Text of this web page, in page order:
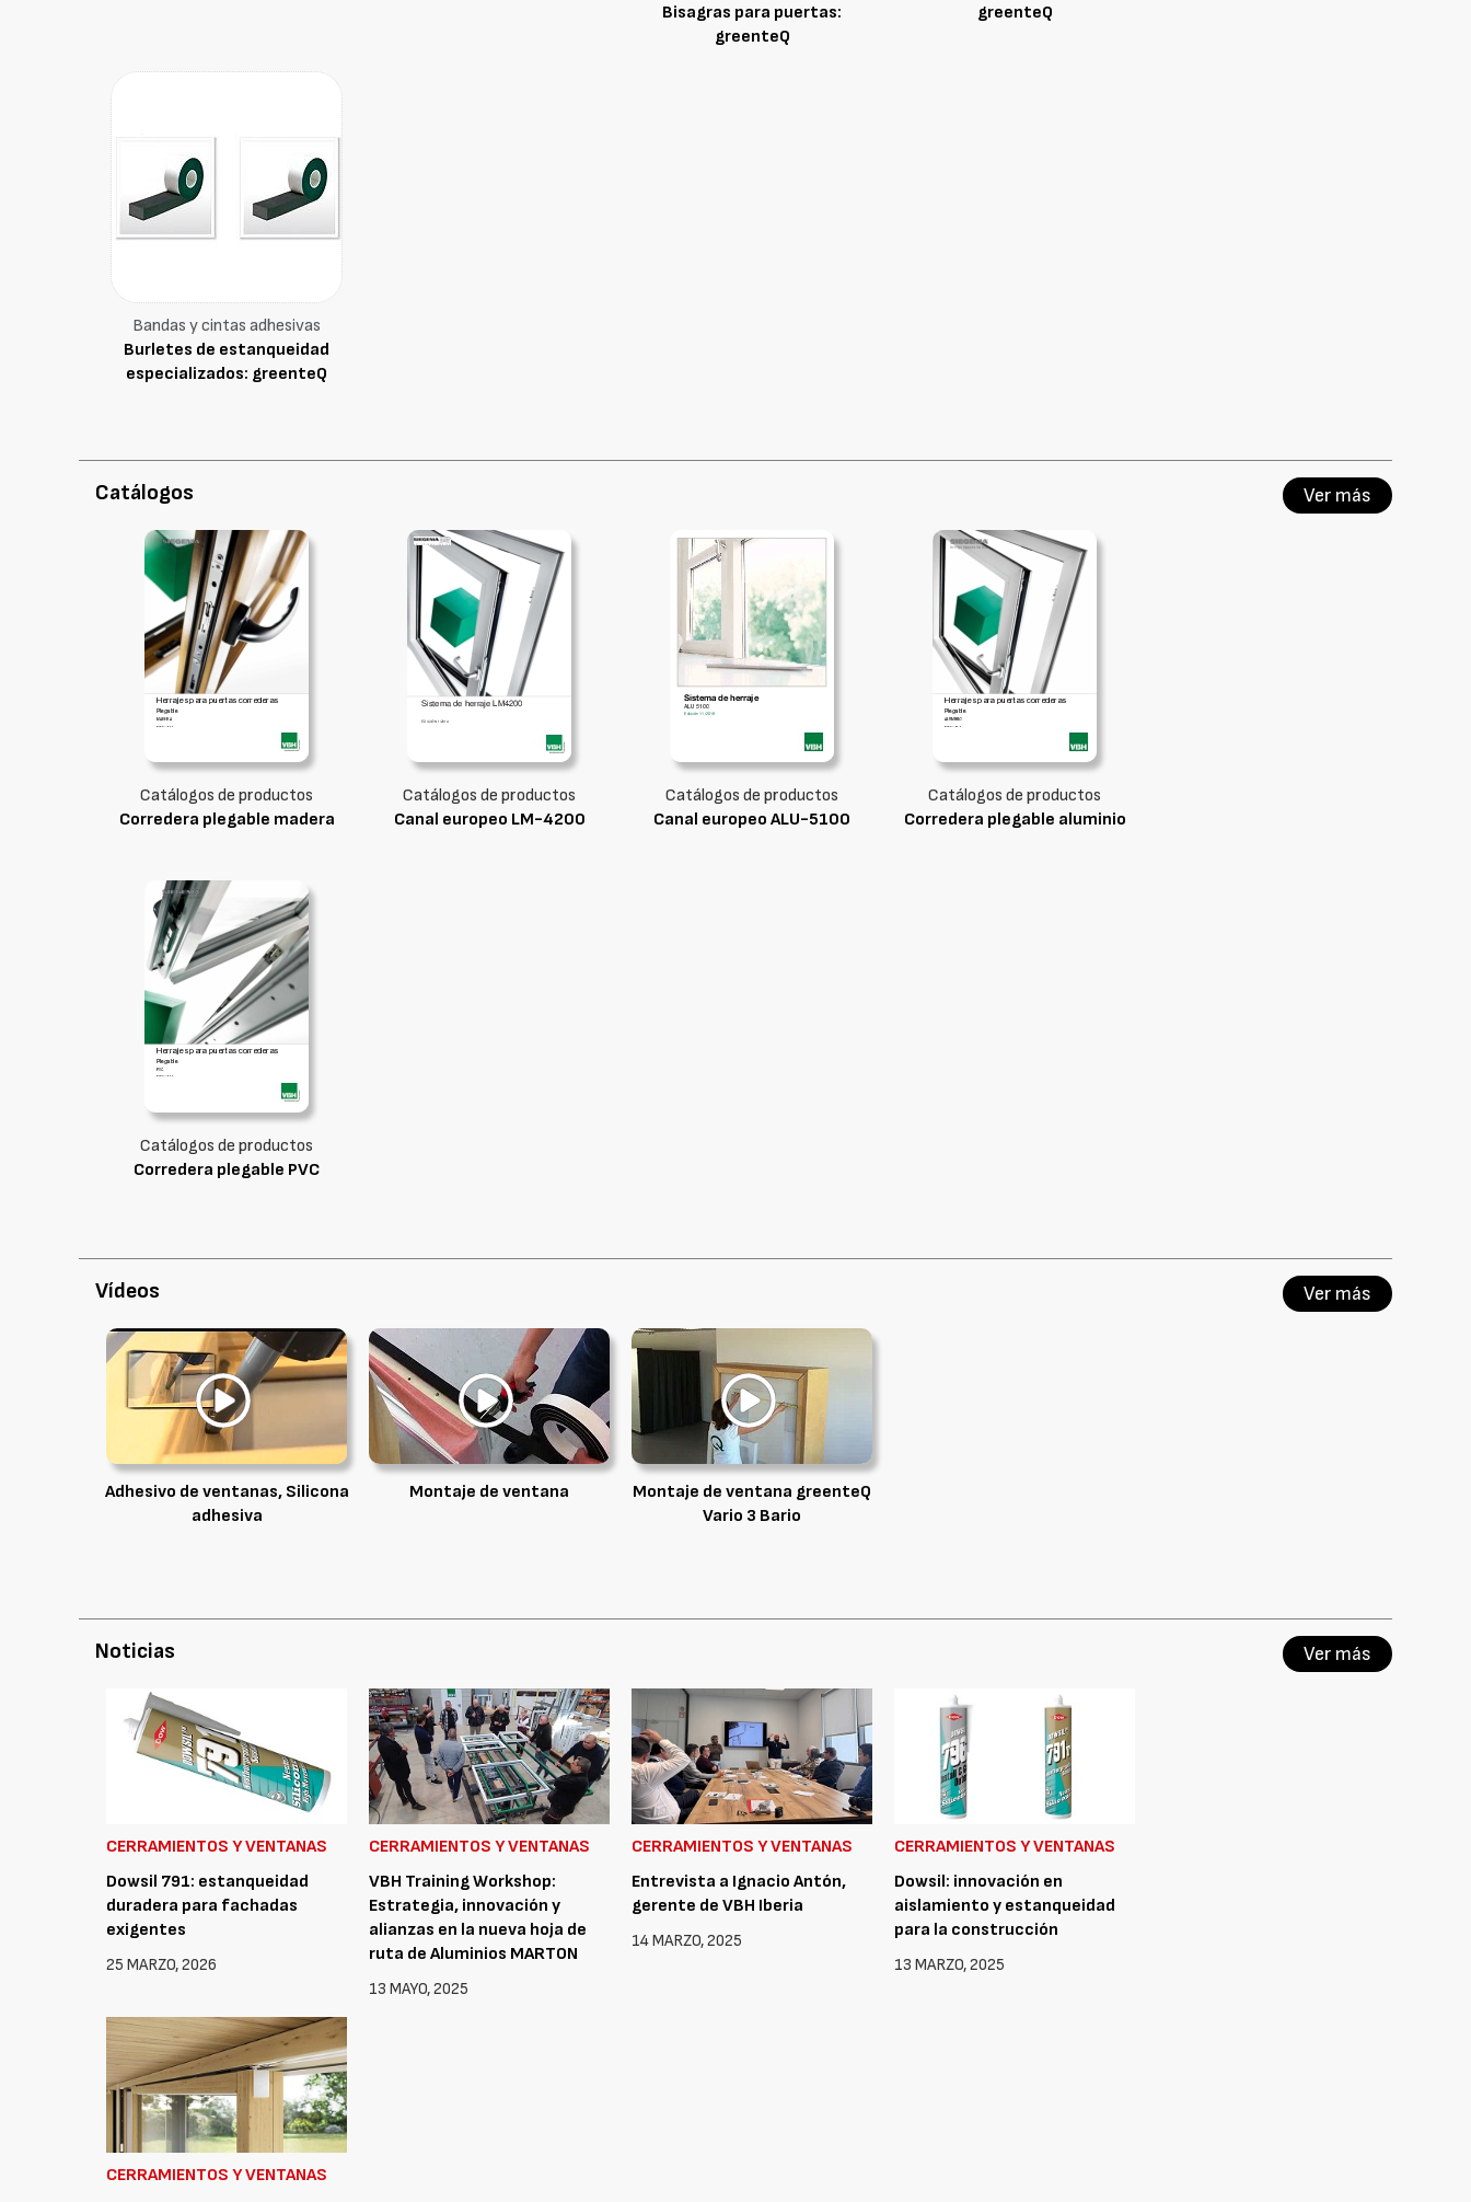
Bisagras para puertas:
greenteQ
greenteQ
Bandas y cintas adhesivas
Burletes de estanqueidad
especializados: greenteQ
Catálogos Ver más
Catálogos de productos
Corredera plegable madera
Catálogos de productos
Canal europeo LM-4200
Catálogos de productos
Canal europeo ALU-5100
Catálogos de productos
Corredera plegable aluminio
Catálogos de productos
Corredera plegable PVC
Vídeos Ver más
Adhesivo de ventanas, Silicona
adhesiva
Montaje de ventana
Montaje de ventana greenteQ
Vario 3 Bario
Noticias Ver más
CERRAMIENTOS Y VENTANAS
Dowsil 791: estanqueidad
duradera para fachadas
exigentes
25 MARZO, 2026
CERRAMIENTOS Y VENTANAS
VBH Training Workshop:
Estrategia, innovación y
alianzas en la nueva hoja de
ruta de Aluminios MARTON
13 MAYO, 2025
CERRAMIENTOS Y VENTANAS
Entrevista a Ignacio Antón,
gerente de VBH Iberia
14 MARZO, 2025
CERRAMIENTOS Y VENTANAS
Dowsil: innovación en
aislamiento y estanqueidad
para la construcción
13 MARZO, 2025
CERRAMIENTOS Y VENTANAS